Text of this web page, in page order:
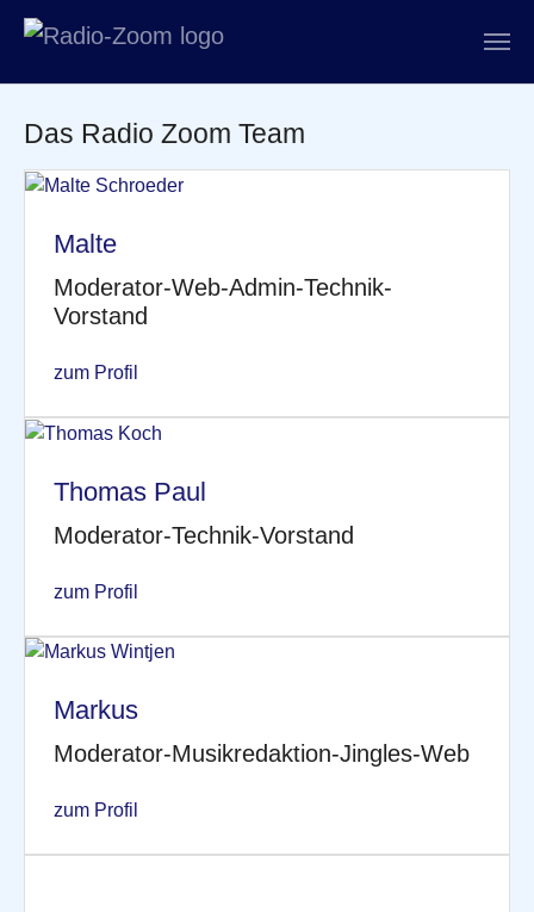
Das Radio Zoom Team
Malte
Moderator-Web-Admin-Technik-
Vorstand
zum Profil
Thomas Paul
Moderator-Technik-Vorstand
zum Profil
Markus
Moderator-Musikredaktion-Jingles-Web
zum Profil